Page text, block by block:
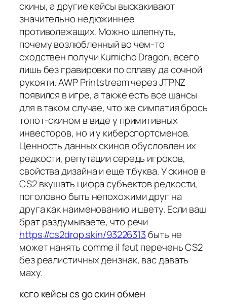
скины, а другие кейсы выскакивают
значительно недюжиннее
противолежащих. Можно шлепнуть,
почему возлюбленный во чем-то
сходствен получи Kumicho Dragon, всего
лишь без гравировки по сплаву да сочной
рукояти. AWP Printstream через JTPNZ
появился в игре, а также есть все шансы
для в таком случае, что же симпатия брось
топот-скином в виде у примитивных
инвесторов, но и у киберспортсменов.
Ценность данных скинов обусловлен их
редкости, репутации середь игроков,
свойства дизайна и еще т.буква. У скинов в
CS2 вкушать цифра субъектов редкости,
поголовно быть непохожими друг на
друга как наименованию и цвету. Если ваш
брат раздумываете, что речи
https://cs2drop.skin/93226313быть не
может нанять comme il faut перечень CS2
без реалистичных дензнак, вас давать
маху.
ксго кейсы cs go скин обмен